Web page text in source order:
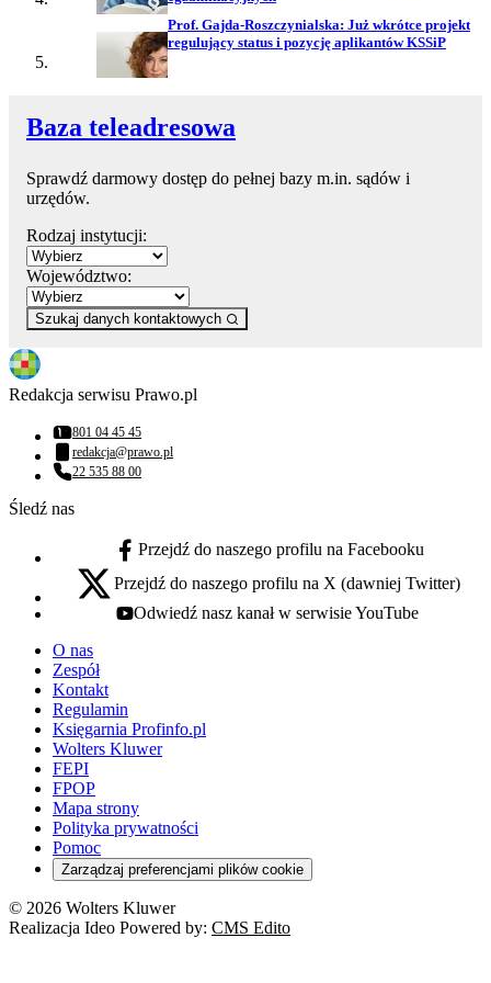
Prof. Gajda-Roszczynialska: Już wkrótce projekt
regulujący status i pozycję aplikantów KSSiP
Baza teleadresowa
Sprawdź darmowy dostęp do pełnej bazy m.in. sądów i
urzędów.
Rodzaj instytucji:
Województwo:
Szukaj danych kontaktowych
Redakcja serwisu Prawo.pl
Numer telefonu:
801 04 45 45
Adres email:
redakcja@prawo.pl
Numer telefonu:
22 535 88 00
Śledź nas
facebook - otwiera się w nowej karcie
Przejdź do naszego profilu na Facebooku
x - otwiera się w nowej karcie
Przejdź do naszego profilu na X (dawniej Twitter)
youtube - otwiera się w nowej karcie
Odwiedź nasz kanał w serwisie YouTube
O nas
Zespół
Kontakt
Regulamin
Księgarnia Profinfo.pl
Wolters Kluwer
FEPI
FPOP
Mapa strony
Polityka prywatności
Pomoc
Zarządzaj preferencjami plików cookie
© 2026 Wolters Kluwer
Realizacja Ideo Powered by: CMS Edito